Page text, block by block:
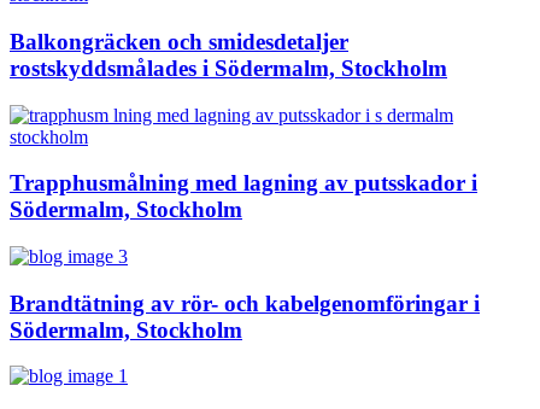
Balkongräcken och smidesdetaljer
rostskyddsmålades i Södermalm, Stockholm
Trapphusmålning med lagning av putsskador i
Södermalm, Stockholm
Brandtätning av rör- och kabelgenomföringar i
Södermalm, Stockholm